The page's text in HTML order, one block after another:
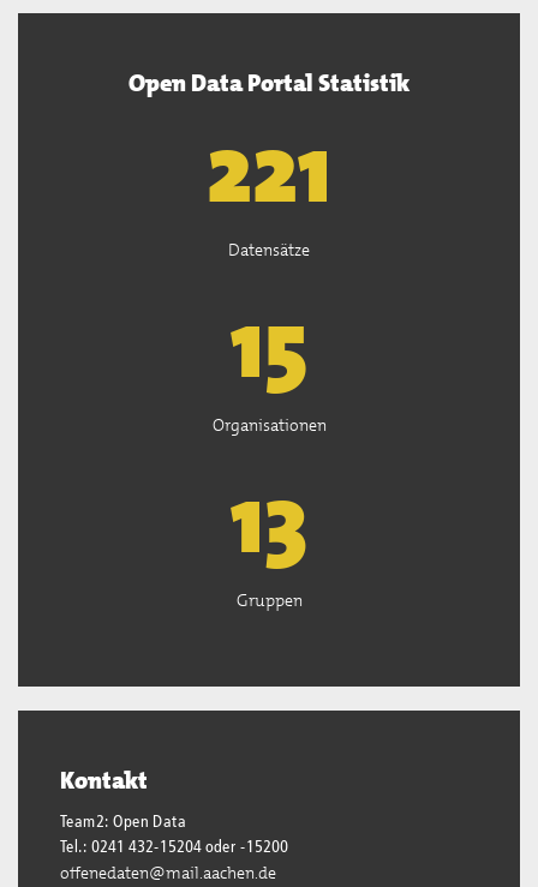
Open Data Portal Statistik
222
Datensätze
15
Organisationen
13
Gruppen
Kontakt
Team2: Open Data
Tel.: 0241 432-15204 oder -15200
offenedaten@mail.aachen.de